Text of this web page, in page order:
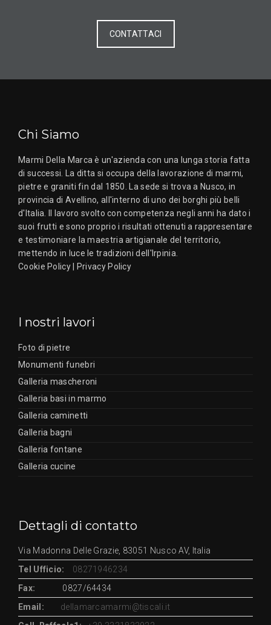
CONTATTACI
Chi Siamo
Marmi Della Marca è un'azienda con una lunga storia fatta
di successi. La ditta si occupa della lavorazione di marmi,
pietre e graniti fin dal 1850. La sede si trova a Nusco, in
provincia di Avellino, all'interno di uno dei borghi più belli
d'Italia. Il lavoro svolto con competenza negli anni ha dato i
suoi frutti e sono proprio i risultati ottenuti a rappresentare
e testimoniare la maestria artigianale del territorio,
mettendo in luce le tradizioni dell'Irpinia.
Cookie Policy| Privacy Policy
I nostri lavori
Foto di pietre
Monumenti funebri
Galleria mascheroni
Galleria basi in marmo
Galleria caminetti
Galleria bagni
Galleria fontane
Galleria cucine
Dettagli di contatto
Via Madonna Delle Grazie, 83051 Nusco AV, Italia
Tel Ufficio:
08271946234
Fax:
0827/64434
Email:
dellamarcamarmi@tiscali.it